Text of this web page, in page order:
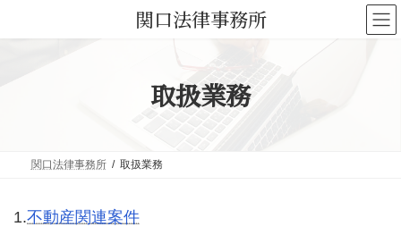
関口法律事務所
取扱業務
関口法律事務所 取扱業務
1.不動産関連案件